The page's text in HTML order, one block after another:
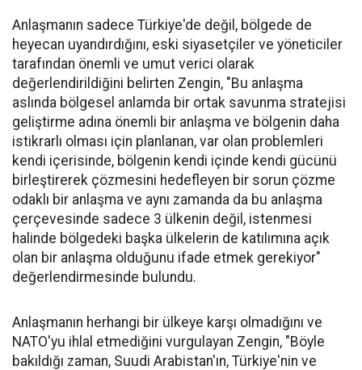
Anlaşmanın sadece Türkiye'de değil, bölgede de
heyecan uyandırdığını, eski siyasetçiler ve yöneticiler
tarafından önemli ve umut verici olarak
değerlendirildiğini belirten Zengin, "Bu anlaşma
aslında bölgesel anlamda bir ortak savunma stratejisi
geliştirme adına önemli bir anlaşma ve bölgenin daha
istikrarlı olması için planlanan, var olan problemleri
kendi içerisinde, bölgenin kendi içinde kendi gücünü
birleştirerek çözmesini hedefleyen bir sorun çözme
odaklı bir anlaşma ve aynı zamanda da bu anlaşma
çerçevesinde sadece 3 ülkenin değil, istenmesi
halinde bölgedeki başka ülkelerin de katılımına açık
olan bir anlaşma olduğunu ifade etmek gerekiyor"
değerlendirmesinde bulundu.
Anlaşmanın herhangi bir ülkeye karşı olmadığını ve
NATO'yu ihlal etmediğini vurgulayan Zengin, "Böyle
bakıldığı zaman, Suudi Arabistan'ın, Türkiye'nin ve